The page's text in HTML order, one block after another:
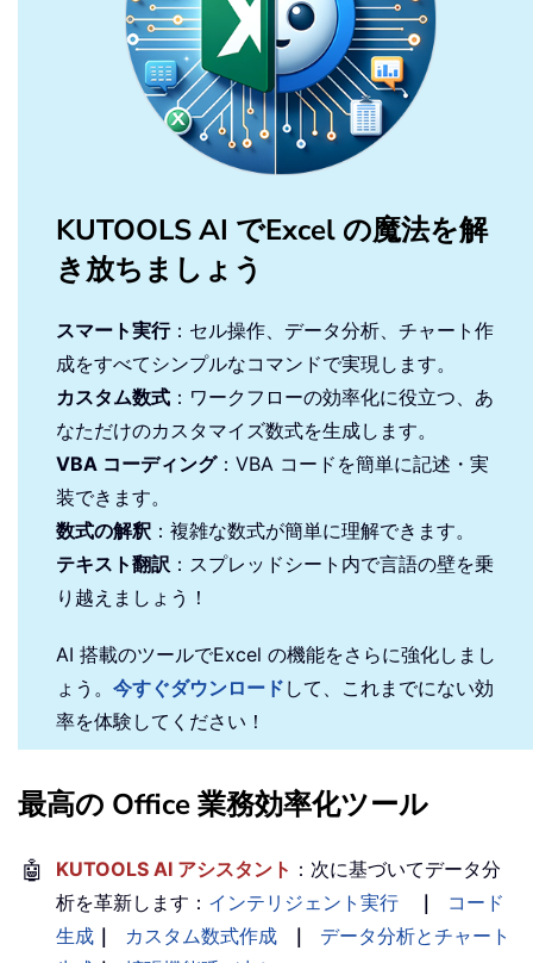
KUTOOLS AI でExcel の魔法を解
き放ちましょう
スマート実行：セル操作、データ分析、チャート作
成をすべてシンプルなコマンドで実現します。
カスタム数式 ：ワークフローの効率化に役立つ、あ
なただけのカスタマイズ数式を生成します。
VBA コーディング：VBA コードを簡単に記述・実
装できます。
数式の解釈 ：複雑な数式が簡単に理解できます。
テキスト翻訳 ：スプレッドシート内で言語の壁を乗
り越えましょう！
AI 搭載のツールでExcel の機能をさらに強化しまし
ょう。 今すぐダウンロード して、これまでにない効
率を体験してください！
最高の Office 業務効率化ツール
🤖 KUTOOLS AI アシスタント ：次に基づいてデータ分
析を革新します： インテリジェント実行 ｜
コード
生成 ｜ カスタム数式作成 ｜
データ分析とチャート